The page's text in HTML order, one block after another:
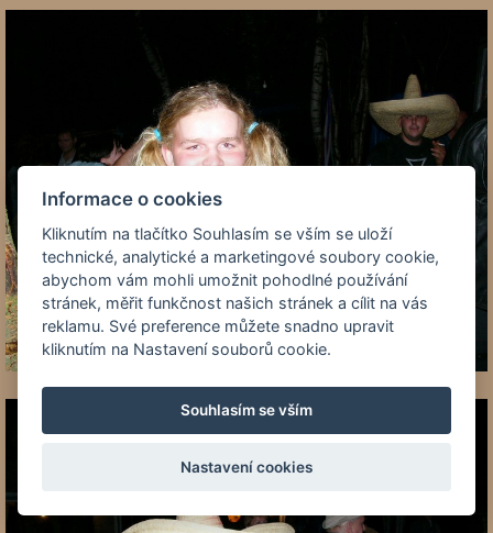
Informace o cookies
Kliknutím na tlačítko Souhlasím se vším se uloží
technické, analytické a marketingové soubory cookie,
abychom vám mohli umožnit pohodlné používání
stránek, měřit funkčnost našich stránek a cílit na vás
reklamu. Své preference můžete snadno upravit
kliknutím na Nastavení souborů cookie.
Souhlasím se vším
Nastavení cookies